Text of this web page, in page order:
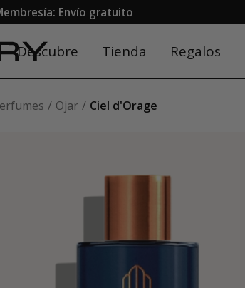
Envío gratuito
Descubre Tienda Regalos
Ojar Ciel d'Orage